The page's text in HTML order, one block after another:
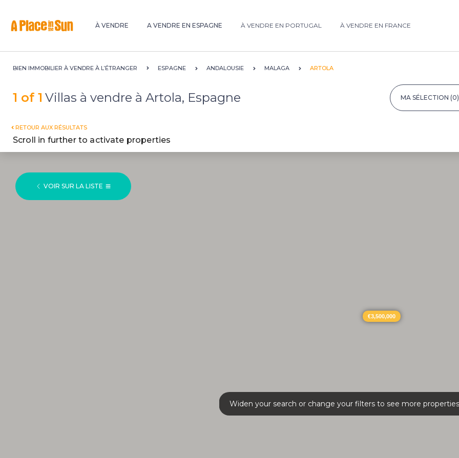
À VENDRE A VENDRE EN ESPAGNE À VENDRE EN PORTUGAL À VENDRE EN FRANCE
BIEN IMMOBILIER À VENDRE À L’ÉTRANGER ESPAGNE ANDALOUSIE MALAGA ARTOLA
1 of 1 Villas à vendre à Artola, Espagne MA SÉLECTION (0)
RETOUR AUX RÉSULTATS
Scroll in further to activate properties
Widen your search or change your filters to see more properties
VOIR SUR LA LISTE
€3,500,000